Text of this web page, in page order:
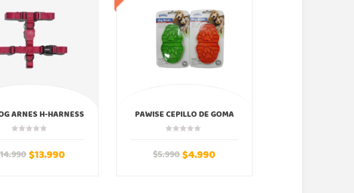
ARNES H-HARNESS
BORDEAU ZEEDOG
14.990$13.990
PAWISE CEPILLO DE GOMA
$5.990$4.990